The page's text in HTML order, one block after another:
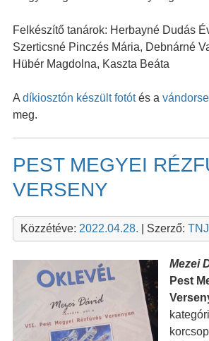
Felkészítő tanárok: Herbayné Dudás
Szerticsné Pinczés Mária, Debnárné
Hübér Magdolna, Kaszta Beáta
A díkiosztón készült fotótés a
meg.
PEST MEGYEI
VERSENY
Közzétéve: 2022.04.28. | Szerző: TNJ
Mezei
Pest